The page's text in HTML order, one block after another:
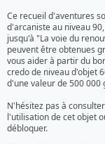
Ce recueil d'aventures
d'arcaniste au niveau
jusqu'à "La voie du
peuvent être obtenues
vous aider à partir du
credo de niveau d'objet
d'une valeur de 500 000
N'hésitez pas à
l'utilisation de cet objet
débloquer.